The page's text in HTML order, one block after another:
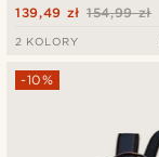
154,99 zł
139,49 zł
2 KOLORY
-10%